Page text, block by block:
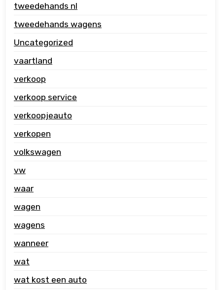
tweedehands nl
tweedehands wagens
Uncategorized
vaartland
verkoop
verkoop service
verkoopjeauto
verkopen
volkswagen
vw
waar
wagen
wagens
wanneer
wat
wat kost een auto